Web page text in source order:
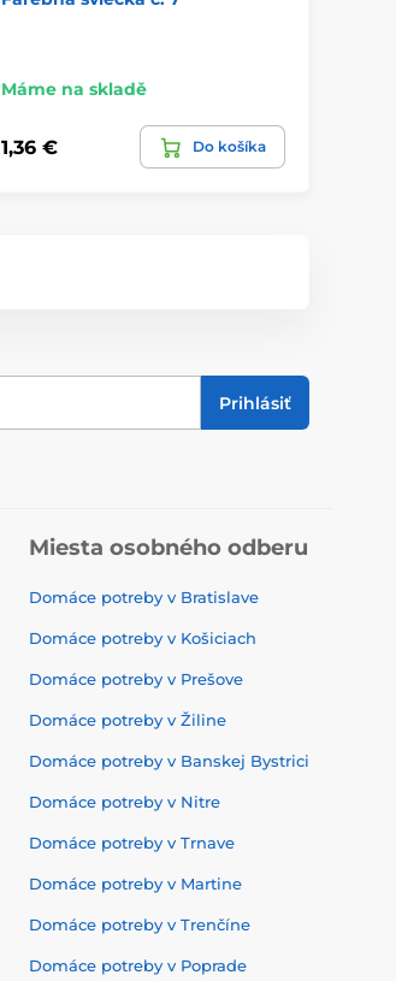
Máme na skladě
1,36 € Do košíka
Prihlásiť
Miesta osobného odberu
Domáce potreby v Bratislave
Domáce potreby v Košiciach
Domáce potreby v Prešove
Domáce potreby v Žiline
Domáce potreby v Banskej Bystrici
Domáce potreby v Nitre
Domáce potreby v Trnave
Domáce potreby v Martine
Domáce potreby v Trenčíne
Domáce potreby v Poprade